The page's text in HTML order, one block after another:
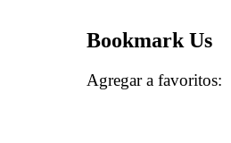
Bookmark Us
Agregar a